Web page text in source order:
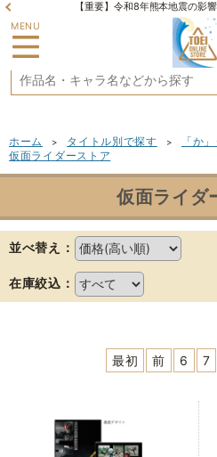
【重要】令和8年熊本地震の影
MENU
ホーム > タイトル別で探す > 「か
仮面ライダーストア
仮面ライダ
並べ替え：
在庫絞込：
最初 前 6 7